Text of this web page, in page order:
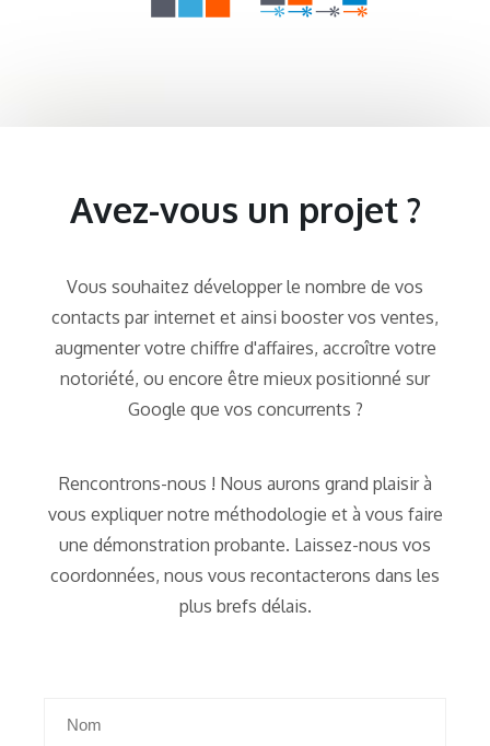
Avez-vous un projet ?
Vous souhaitez développer le nombre de vos
contacts par internet et ainsi booster vos ventes,
augmenter votre chiffre d'affaires, accroître votre
notoriété, ou encore être mieux positionné sur
Google que vos concurrents ?
Rencontrons-nous ! Nous aurons grand plaisir à
vous expliquer notre méthodologie et à vous faire
une démonstration probante. Laissez-nous vos
coordonnées, nous vous recontacterons dans les
plus brefs délais.